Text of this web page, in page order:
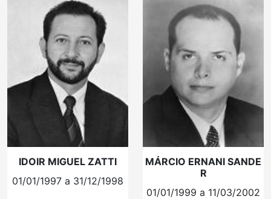
IDOIR MIGUEL ZATTI
01/01/1997 a 31/12/1998
MÁRCIO ERNANI SANDE
R
01/01/1999 a 11/03/2002